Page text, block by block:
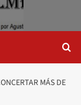
MÁS DE